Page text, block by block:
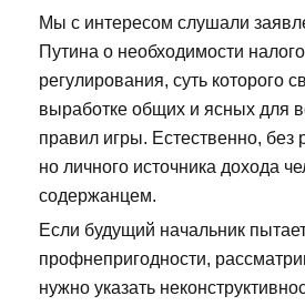
Мы с интересом слушали
Путина о необходимости
регулирования, суть которого
выработке общих и ясных для
правил игры. Естественно, без
но личного источника дохода
содержанцем.
Если будущий начальник
профнепригодности,
нужно указать